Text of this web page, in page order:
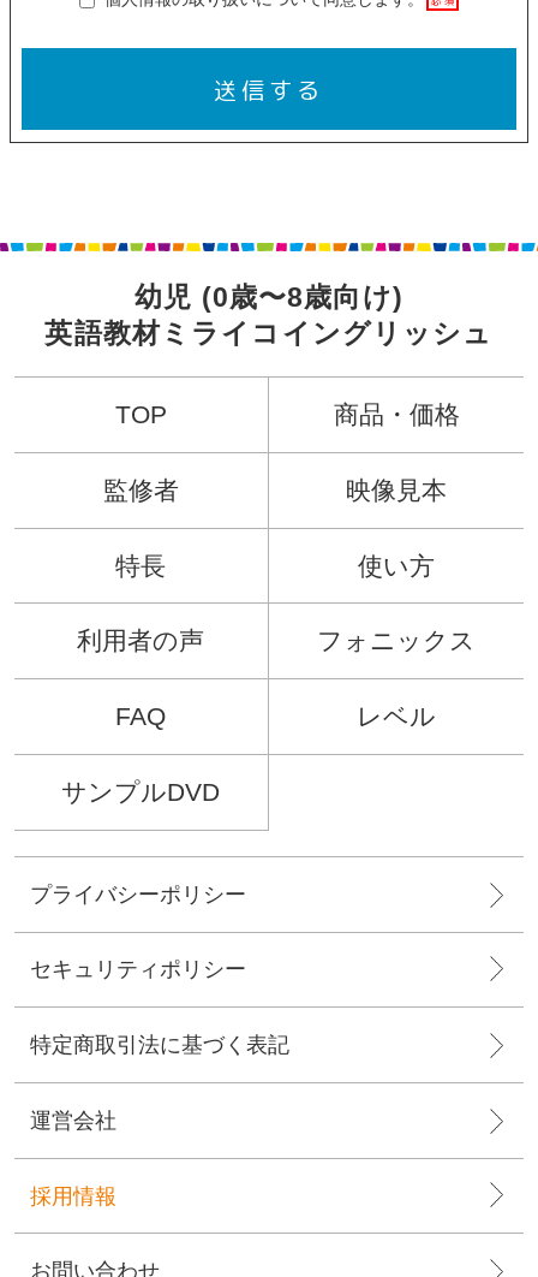
することがあります。また，ユーザーと提携先などとの間でなされたユーザーの個人情
信先などを含みます。以下，｢提携先｣といいます。）などから収集することがありま
第3条（個人情報を収集・利用する目的）
当社サービスの提供・運営のため
利用規約に違反したユーザーや，不正・不当な目的でサービスを利用しようとするユー
ユーザーにご自身の登録情報の閲覧や変更，削除，ご利用状況の閲覧を行っていただく
有料サービスにおいて，ユーザーに利用料金を請求するため
上記の利用目的に付随する目的
報の利用目的を変更するものとします。
第5条（個人情報の第三者提供）
に個人情報を提供することはありません。ただし，個人情報保護法その他の法令で認め
られる場合を除きます。
人の生命，身体または財産の保護のために必要がある場合であって，本人の同意を得る
本人の同意を得ることが困難であるとき
国の機関もしくは地方公共団体またはその委託を受けた者が法令の定める事務を遂行す
予め次の事項を告知あるいは公表し，かつ当社が個人情報保護委員会に届出をしたとき
第三者に提供されるデータの項目
第三者への提供の手段または方法
本人の求めに応じて個人情報の第三者への提供を停止すること
いものとします。
託する場合
用される個人情報の項目，共同して利用する者の範囲，利用する者の利用目的および当
該個人情報の管理について責任を有する者の氏名または名称について，あらかじめ本人
当社は，本人から個人情報の開示を求められたときは，本人に対し，遅滞なくこれを開
知します。なお，個人情報の開示に際しては，1件あたり1，000円の手数料を申し受け
ます。
本人または第三者の生命，身体，財産その他の権利利益を害するおそれがある場合
その他法令に違反することとなる場合
は，原則として開示いたしません。
第7条（個人情報の訂正および削除）
送信する
幼児 (0歳〜8歳向け)
英語教材ミライコイングリッシュ
TOP 商品・価格
監修者 映像見本
特長 使い方
利用者の声 フォニックス
FAQ レベル
サンプルDVD
プライバシーポリシー
セキュリティポリシー
特定商取引法に基づく表記
運営会社
採用情報
お問い合わせ